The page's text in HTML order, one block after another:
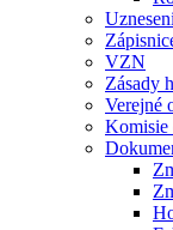
VZN
Zásady
Verejné
Komisie